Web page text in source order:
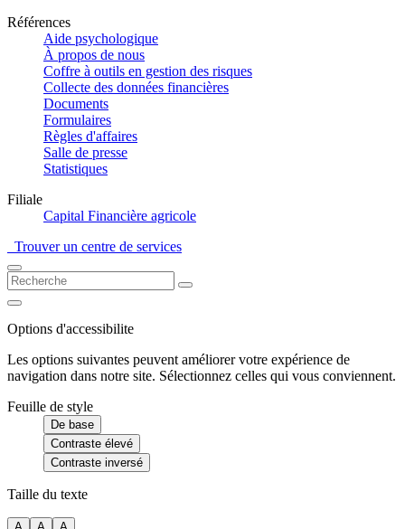
Références
Aide psychologique
À propos de nous
Coffre à outils en gestion des risques
Collecte des données financières
Documents
Formulaires
Règles d'affaires
Salle de presse
Statistiques
Filiale
Capital Financière agricole
Trouver un centre de services
Options d'accessibilite
Les options suivantes peuvent améliorer votre expérience de
navigation dans notre site. Sélectionnez celles qui vous conviennent.
Feuille de style
De base
Contraste élevé
Contraste inversé
Taille du texte